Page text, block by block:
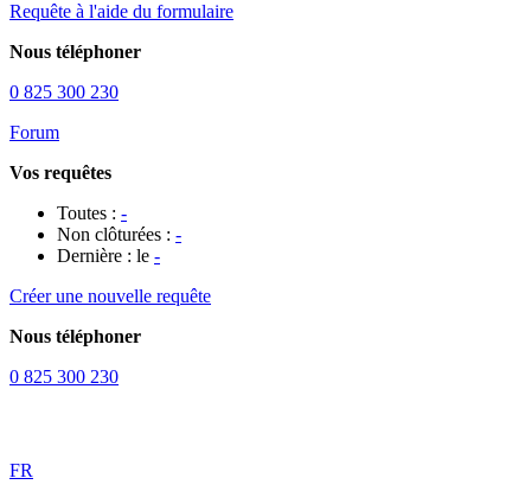
Requête à l'aide du formulaire
Nous téléphoner
0 825 300 230
Forum
Vos requêtes
Toutes : -
Non clôturées : -
Dernière : le -
Créer une nouvelle requête
Nous téléphoner
0 825 300 230
FR